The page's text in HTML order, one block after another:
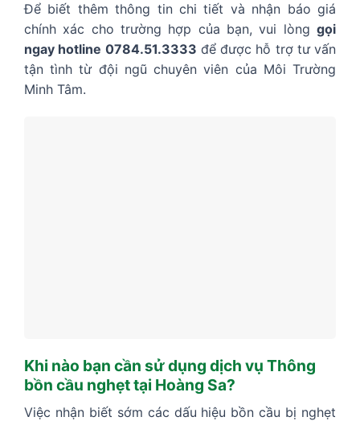
Để biết thêm thông tin chi tiết và nhận báo giá
chính xác cho trường hợp của bạn, vui lòng gọi
ngay hotline 0784.51.3333 để được hỗ trợ tư vấn
tận tình từ đội ngũ chuyên viên của Môi Trường
Minh Tâm.
Khi nào bạn cần sử dụng dịch vụ Thông
bồn cầu nghẹt tại Hoàng Sa?
Việc nhận biết sớm các dấu hiệu bồn cầu bị nghẹt